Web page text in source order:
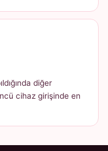
diğer
cihaz girişinde en